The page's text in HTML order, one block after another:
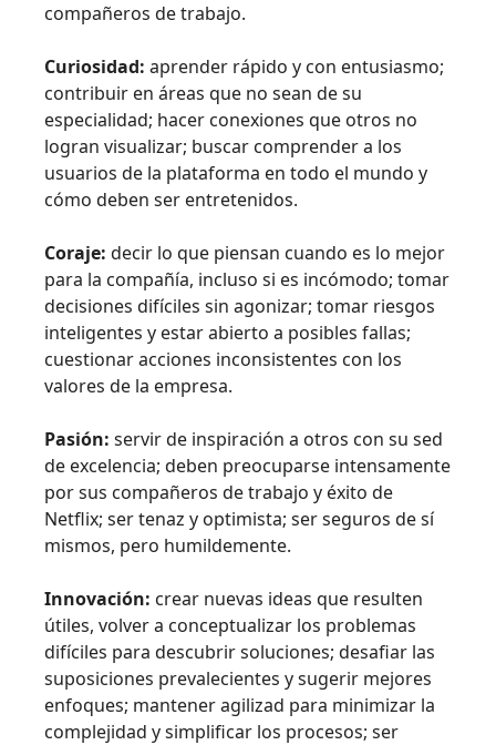
compañeros de trabajo.
Curiosidad: aprender rápido y con entusiasmo;
contribuir en áreas que no sean de su
especialidad; hacer conexiones que otros no
logran visualizar; buscar comprender a los
usuarios de la plataforma en todo el mundo y
cómo deben ser entretenidos.
Coraje: decir lo que piensan cuando es lo mejor
para la compañía, incluso si es incómodo; tomar
decisiones difíciles sin agonizar; tomar riesgos
inteligentes y estar abierto a posibles fallas;
cuestionar acciones inconsistentes con los
valores de la empresa.
Pasión: servir de inspiración a otros con su sed
de excelencia; deben preocuparse intensamente
por sus compañeros de trabajo y éxito de
Netflix; ser tenaz y optimista; ser seguros de sí
mismos, pero humildemente.
Innovación: crear nuevas ideas que resulten
útiles, volver a conceptualizar los problemas
difíciles para descubrir soluciones; desafiar las
suposiciones prevalecientes y sugerir mejores
enfoques; mantener agilizad para minimizar la
complejidad y simplificar los procesos; ser